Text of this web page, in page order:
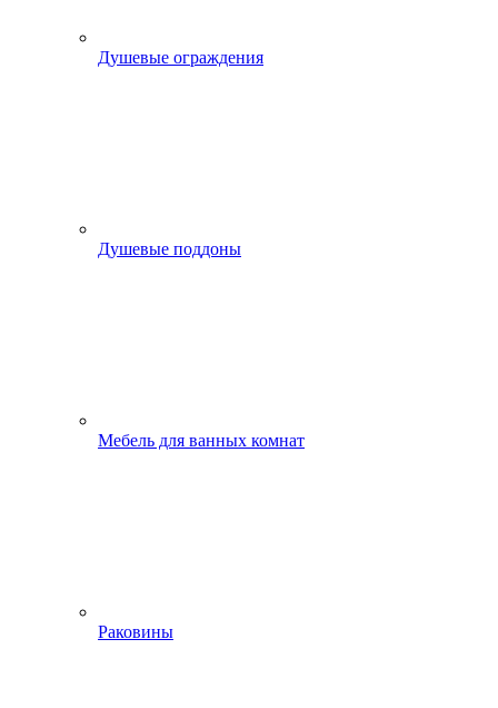
Душевые ограждения
Душевые поддоны
Мебель для ванных комнат
Раковины